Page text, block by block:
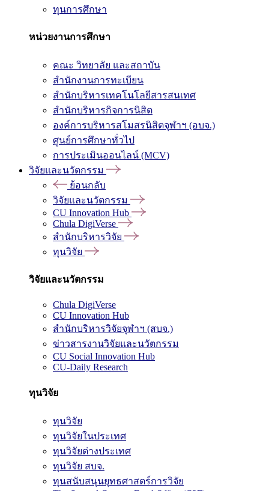
ทุนการศึกษา
หน่วยงานการศึกษา
คณะ วิทยาลัย และสถาบัน
สำนักงานการทะเบียน
สำนักบริหารเทคโนโลยีสารสนเทศ
สำนักบริหารกิจการนิสิต
องค์การบริหารสโมสรนิสิตจุฬาฯ (อบจ.)
ศูนย์การศึกษาทั่วไป
การประเมินออนไลน์ (MCV)
วิจัยและนวัตกรรม
ย้อนกลับ
วิจัยและนวัตกรรม
CU Innovation Hub
Chula DigiVerse
สำนักบริหารวิจัย
ทุนวิจัย
วิจัยและนวัตกรรม
Chula DigiVerse
CU Innovation Hub
สำนักบริหารวิจัยจุฬาฯ (สบจ.)
ข่าวสารงานวิจัยและนวัตกรรม
CU Social Innovation Hub
CU-Daily Research
ทุนวิจัย
ทุนวิจัย
ทุนวิจัยในประเทศ
ทุนวิจัยต่างประเทศ
ทุนวิจัย สบจ.
ทุนสนับสนุนยุทธศาสตร์การวิจัย